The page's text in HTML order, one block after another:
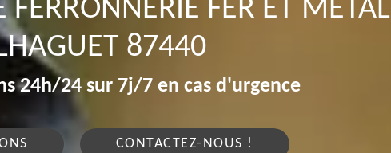
FERRONNERIE FER ET MÉTAL
87440
24h/24 sur 7j/7 en cas d'urgence
CONTACTEZ-NOUS !